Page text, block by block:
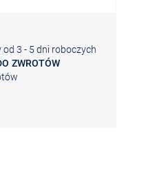
3 - 5 dni roboczych
ZWROTÓW